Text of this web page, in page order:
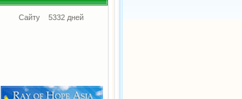
Сайту 5332 дней